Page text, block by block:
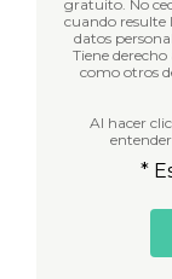
gratuito. No
cuando resulte
datos
Tiene
como otros
Al hacer
*